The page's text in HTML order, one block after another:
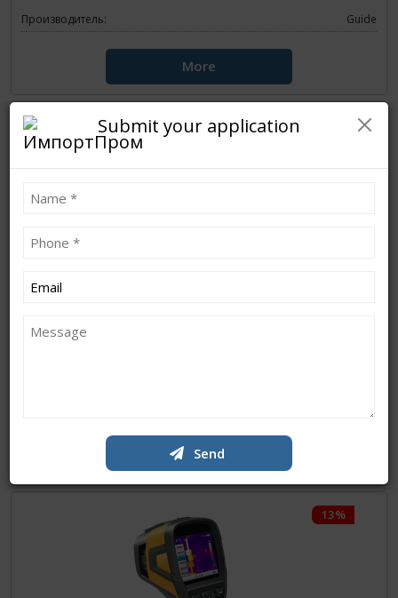
Производитель: Guide
More
More
13%
Submit your application
Send